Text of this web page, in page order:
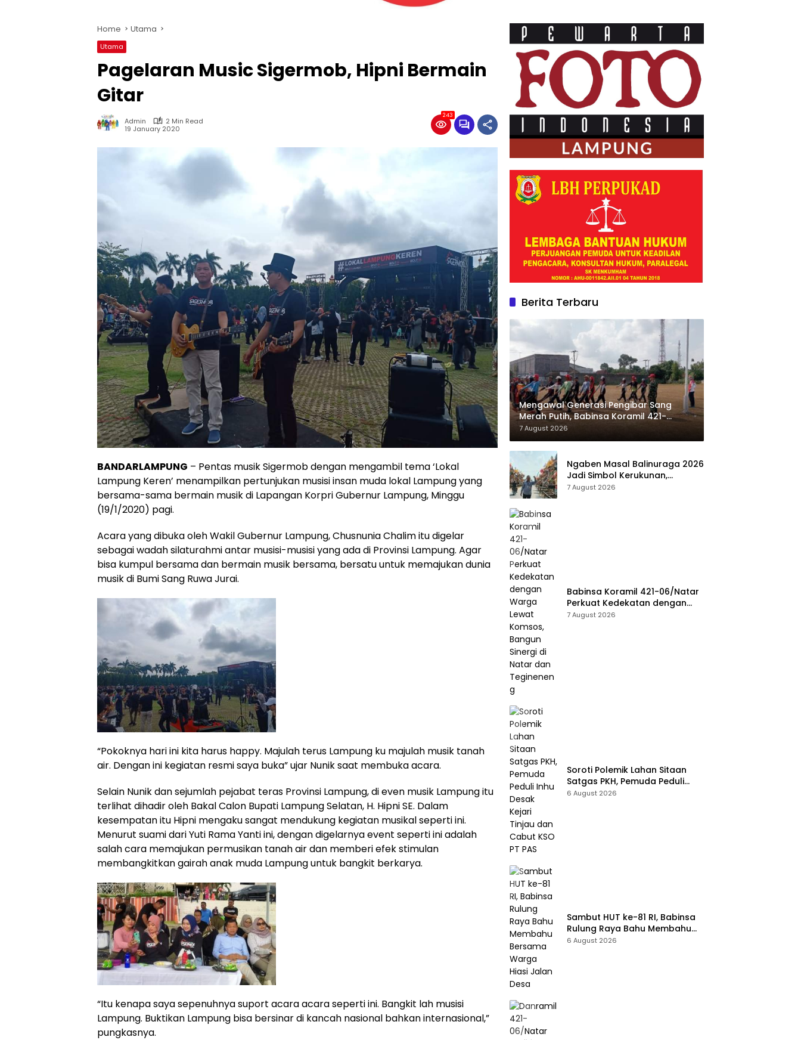
Home Utama
Utama
Pagelaran Music Sigermob, Hipni Bermain
Gitar
Admin
2 Min Read
19 January 2020
243
BANDARLAMPUNG – Pentas musik Sigermob dengan mengambil tema ‘Lokal
Lampung Keren’ menampilkan pertunjukan musisi insan muda lokal Lampung yang
bersama-sama bermain musik di Lapangan Korpri Gubernur Lampung, Minggu
(19/1/2020) pagi.
Acara yang dibuka oleh Wakil Gubernur Lampung, Chusnunia Chalim itu digelar
sebagai wadah silaturahmi antar musisi-musisi yang ada di Provinsi Lampung. Agar
bisa kumpul bersama dan bermain musik bersama, bersatu untuk memajukan dunia
musik di Bumi Sang Ruwa Jurai.
“Pokoknya hari ini kita harus happy. Majulah terus Lampung ku majulah musik tanah
air. Dengan ini kegiatan resmi saya buka” ujar Nunik saat membuka acara.
Selain Nunik dan sejumlah pejabat teras Provinsi Lampung, di even musik Lampung itu
terlihat dihadir oleh Bakal Calon Bupati Lampung Selatan, H. Hipni SE. Dalam
kesempatan itu Hipni mengaku sangat mendukung kegiatan musikal seperti ini.
Menurut suami dari Yuti Rama Yanti ini, dengan digelarnya event seperti ini adalah
salah cara memajukan permusikan tanah air dan memberi efek stimulan
membangkitkan gairah anak muda Lampung untuk bangkit berkarya.
“Itu kenapa saya sepenuhnya suport acara acara seperti ini. Bangkit lah musisi
Lampung. Buktikan Lampung bisa bersinar di kancah nasional bahkan internasional,”
pungkasnya.
Berita Terbaru
Mengawal Generasi Pengibar Sang
Merah Putih, Babinsa Koramil 421-
06/Natar Gembleng Paskibra di Dua
Kecamatan Jelang HUT RI ke-81
7 August 2026
Ngaben Masal Balinuraga 2026
Jadi Simbol Kerukunan,
Lestarikan Budaya dan Dorong
7 August 2026
Babinsa Koramil 421-06/Natar
Perkuat Kedekatan dengan
Warga Lewat Komsos, Bangun
7 August 2026
Soroti Polemik Lahan Sitaan
Satgas PKH, Pemuda Peduli
Inhu Desak Kejari Tinjau dan
6 August 2026
Sambut HUT ke-81 RI, Babinsa
Rulung Raya Bahu Membahu
Bersama Warga Hiasi Jalan
6 August 2026